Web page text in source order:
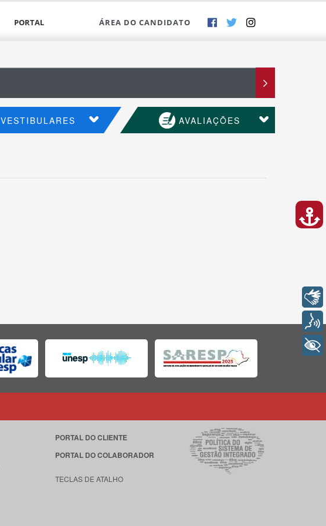
PORTAL ÁREA DO CANDIDATO
VESTIBULARES AVALIAÇÕES
PORTAL DO CLIENTE
PORTAL DO COLABORADOR
TECLAS DE ATALHO
Voz
+ Acessibilidade